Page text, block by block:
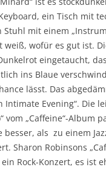
ein Tisch mit
mit einem
weiß, wofür es gut ist.
eingetaucht,
ins Blaue
lässt. Das
Intimate Evening“. Die
vom „Caffeine“-Album
besser, als zu einem
Sharon Robinsons
Rock-Konzert, es ist